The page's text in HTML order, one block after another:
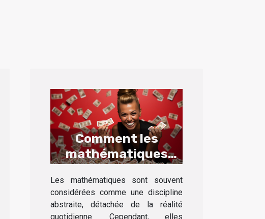
Comment les
mathématiques
peuvent-elles
augmenter vos
chances de gagner
à la loterie?
Les mathématiques sont souvent
considérées comme une discipline
abstraite, détachée de la réalité
quotidienne. Cependant, elles